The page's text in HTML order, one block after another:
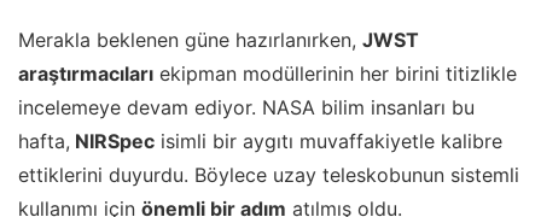
Merakla beklenen güne hazırlanırken, JWST
araştırmacıları ekipman modüllerinin her birini titizlikle
incelemeye devam ediyor. NASA bilim insanları bu
hafta, NIRSpec isimli bir aygıtı muvaffakiyetle kalibre
ettiklerini duyurdu. Böylece uzay teleskobunun sistemli
kullanımı için önemli bir adım atılmış oldu.